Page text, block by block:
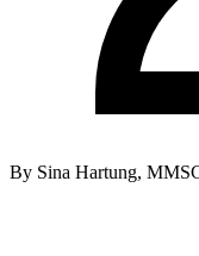
By Sina Hartung,